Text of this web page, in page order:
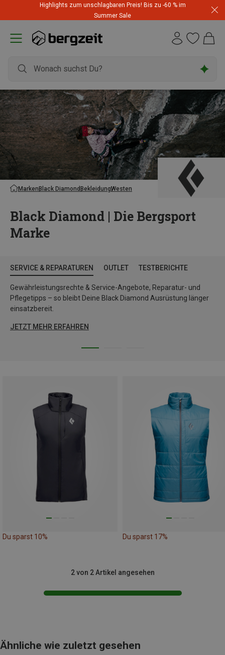
Highlights zum unschlagbaren Preis! Bis zu -60 % im
Summer Sale
MarkenBlack DiamondBekleidungWesten
Black Diamond | Die Bergsport
Marke
SERVICE & REPARATUREN OUTLET TESTBERICHTE
Gewährleistungsrechte & Service-Angebote, Reparatur- und
Pflegetipps – so bleibt Deine Black Diamond Ausrüstung länger
einsatzbereit.
JETZT MEHR ERFAHREN
Du sparst 10% Du sparst 17%
2 von 2 Artikel angesehen
Ähnliche wie zuletzt gesehen